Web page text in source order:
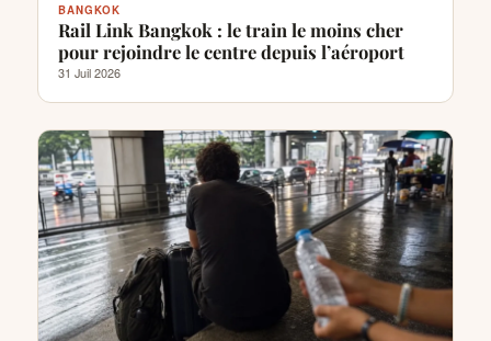
BANGKOK
Rail Link Bangkok : le train le moins cher
pour rejoindre le centre depuis l’aéroport
31 Juil 2026